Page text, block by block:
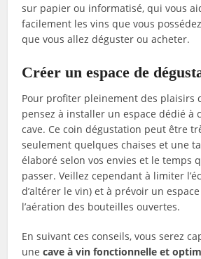
sur papier ou informatisé, qui vous
facilement les vins que vous
que vous allez déguster ou acheter.
Créer un espace de
Pour profiter pleinement des plaisirs
pensez à installer un espace dédié à
cave. Ce coin dégustation peut être
seulement quelques chaises et une
élaboré selon vos envies et le temps
passer. Veillez cependant à limiter
d’altérer le vin) et à prévoir un
l’aération des bouteilles ouvertes.
En suivant ces conseils, vous serez
unecave à vin fonctionnelle et